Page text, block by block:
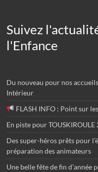
Suivez
l'Enfance
Du nouveau pour nos
Intérieur
FLASH INFO : Point sur
En piste pour TOUSKIROULE
Des super-héros prêts pour
préparation des animateurs
Une belle fête de fin d’année